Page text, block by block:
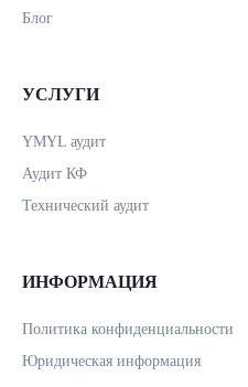
Блог
УСЛУГИ
YMYL аудит
Аудит КФ
Технический аудит
ИНФОРМАЦИЯ
Политика конфиденциальности
Юридическая информация